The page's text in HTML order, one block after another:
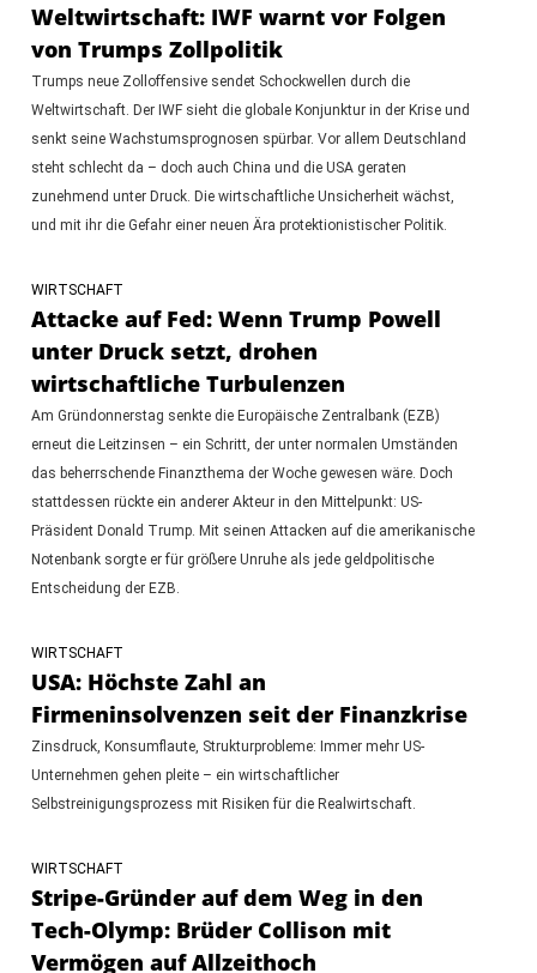
Weltwirtschaft: IWF warnt vor Folgen
von Trumps Zollpolitik
Trumps neue Zolloffensive sendet Schockwellen durch die
Weltwirtschaft. Der IWF sieht die globale Konjunktur in der Krise und
senkt seine Wachstumsprognosen spürbar. Vor allem Deutschland
steht schlecht da – doch auch China und die USA geraten
zunehmend unter Druck. Die wirtschaftliche Unsicherheit wächst,
und mit ihr die Gefahr einer neuen Ära protektionistischer Politik.
WIRTSCHAFT
Attacke auf Fed: Wenn Trump Powell
unter Druck setzt, drohen
wirtschaftliche Turbulenzen
Am Gründonnerstag senkte die Europäische Zentralbank (EZB)
erneut die Leitzinsen – ein Schritt, der unter normalen Umständen
das beherrschende Finanzthema der Woche gewesen wäre. Doch
stattdessen rückte ein anderer Akteur in den Mittelpunkt: US-
Präsident Donald Trump. Mit seinen Attacken auf die amerikanische
Notenbank sorgte er für größere Unruhe als jede geldpolitische
Entscheidung der EZB.
WIRTSCHAFT
USA: Höchste Zahl an
Firmeninsolvenzen seit der Finanzkrise
Zinsdruck, Konsumflaute, Strukturprobleme: Immer mehr US-
Unternehmen gehen pleite – ein wirtschaftlicher
Selbstreinigungsprozess mit Risiken für die Realwirtschaft.
WIRTSCHAFT
Stripe-Gründer auf dem Weg in den
Tech-Olymp: Brüder Collison mit
Vermögen auf Allzeithoch